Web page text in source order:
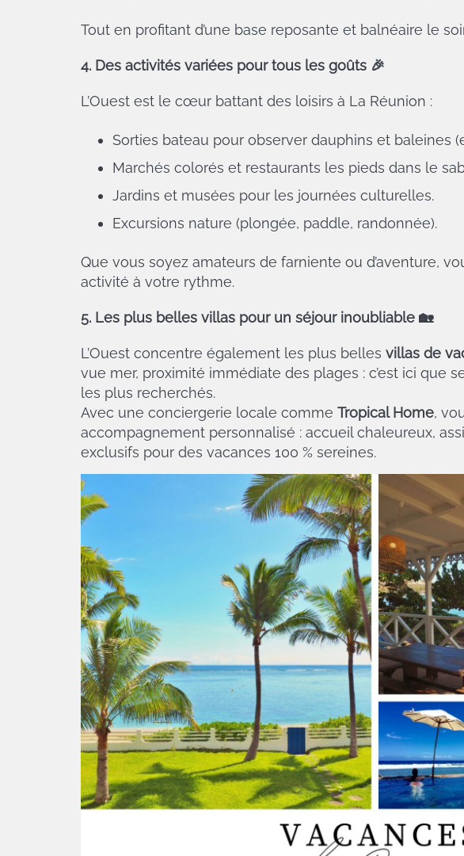
Tout en profitant d’une base reposante et balnéaire le
4. Des activités variées pour tous les goûts 🎉
L’Ouest est le cœur battant des loisirs à La Réunion :
Sorties bateau pour observer dauphins et baleines
Marchés colorés et restaurants les pieds dans le
Jardins et musées pour les journées culturelles.
Excursions nature (plongée, paddle, randonnée).
Que vous soyez amateurs de farniente ou d’aventure,
activité à votre rythme.
5. Les plus belles villas pour un séjour inoubliable 🏡
L’Ouest concentre également les plus belles villas de
vue mer, proximité immédiate des plages : c’est ici que
les plus recherchés.
Avec une conciergerie locale comme Tropical Home,
accompagnement personnalisé : accueil chaleureux,
exclusifs pour des vacances 100 % sereines.